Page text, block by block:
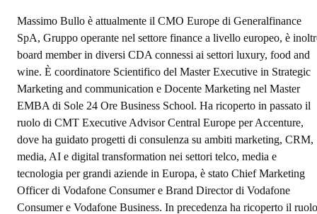
Massimo Bullo è attualmente il CMO Europe di Generalfinance
SpA, Gruppo operante nel settore finance a livello europeo, è
board member in diversi CDA connessi ai settori luxury, food and
wine. È coordinatore Scientifico del Master Executive in Strategic
Marketing and communication e Docente Marketing nel Master
EMBA di Sole 24 Ore Business School. Ha ricoperto in passato il
ruolo di CMT Executive Advisor Central Europe per Accenture,
dove ha guidato progetti di consulenza su ambiti marketing, CRM,
media, AI e digital transformation nei settori telco, media e
tecnologia per grandi aziende in Europa, è stato Chief Marketing
Officer di Vodafone Consumer e Brand Director di Vodafone
Consumer e Vodafone Business. In precedenza ha ricoperto il ruolo